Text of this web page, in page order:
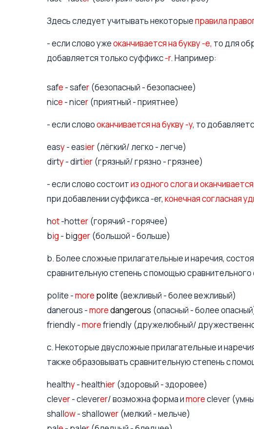
Здесь следует учитывать некоторыеправила
- если слово ужеоканчивается на букву -e, то для
добавляется только суффикс-r. Например:
safe - safer (безопасный - безопаснее)
nice - nicer (приятный - приятнее)
- если словооканчивается на букву -y, то
easy- easier (лёгкий/ легко - легче)
dirty- dirtier (грязный/ грязно - грязнее)
- если слово состоитиз одного слога и
при добавлении суффикса -er, конечная согласная
hot-hotter (горячий - горячее)
big - bigger (большой - больше)
b. Более сложные прилагательные и наречия,
сравнительную степень с помощью сравнительного
polite -more polite (вежливый - более вежливый)
danerous -moredangerous (опасный - более
friendly -morefriendly (дружелюбный/
c. Некоторые двусложные прилагательные и
также образовывать сравнительную степень с
healthy- healthier (здоровый - здоровее)
clever- cleverer/ возможна форма иmoreclever
shallow- shallower (мелкий - мельче)